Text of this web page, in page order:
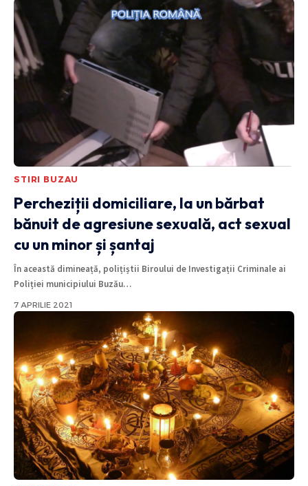
STIRI BUZAU
Percheziții domiciliare, la un bărbat
bănuit de agresiune sexuală, act sexual
cu un minor și șantaj
În această dimineață, polițiștii Biroului de Investigații Criminale ai
Poliției municipiului Buzău…
7 APRILIE 2021